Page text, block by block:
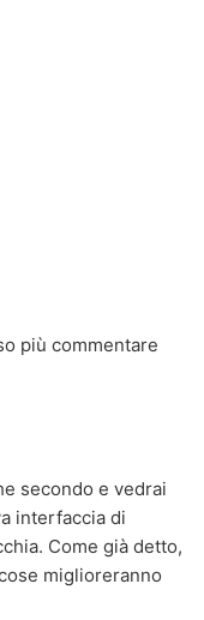
più commentare
secondo e vedrai
interfaccia di
Come già detto,
miglioreranno